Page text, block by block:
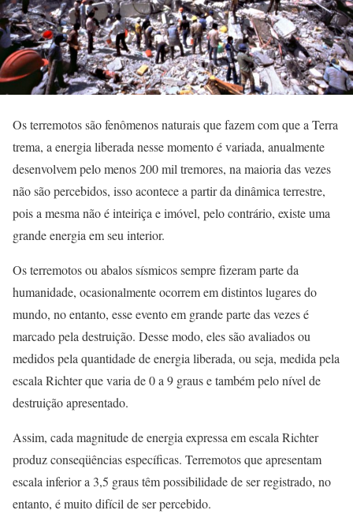
Os terremotos são fenômenos naturais que fazem com que a Terra
trema, a energia liberada nesse momento é variada, anualmente
desenvolvem pelo menos 200 mil tremores, na maioria das vezes
não são percebidos, isso acontece a partir da dinâmica terrestre,
pois a mesma não é inteiriça e imóvel, pelo contrário, existe uma
grande energia em seu interior.
Os terremotos ou abalos sísmicos sempre fizeram parte da
humanidade, ocasionalmente ocorrem em distintos lugares do
mundo, no entanto, esse evento em grande parte das vezes é
marcado pela destruição. Desse modo, eles são avaliados ou
medidos pela quantidade de energia liberada, ou seja, medida pela
escala Richter que varia de 0 a 9 graus e também pelo nível de
destruição apresentado.
Assim, cada magnitude de energia expressa em escala Richter
produz conseqüências específicas. Terremotos que apresentam
escala inferior a 3,5 graus têm possibilidade de ser registrado, no
entanto, é muito difícil de ser percebido.